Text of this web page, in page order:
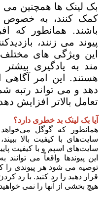
بک لینک ها همچنین می
کمک کنند، به خصوص
باشند. همانطور که
پیوند می زنند،
این ویژگی های
مند به یادگیری
هستند. این امر
دهد و می تواند رتبه
تعامل بالاتر افزایش
آیا بک لینک بد خطری دارد؟
همانطور که گوگل می‌خواهد
سایت‌های با کیفیت بالا
سایت‌های اسپم و با کیفیت
این پیوندها واقعاً می
توصیه می شود هر پیوندی را
قرار دهید را رد کنید. با رد
هیچ بخشی از آنها را نمی